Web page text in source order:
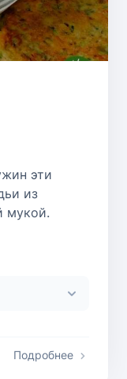
эти
из
мукой.
Подробнее